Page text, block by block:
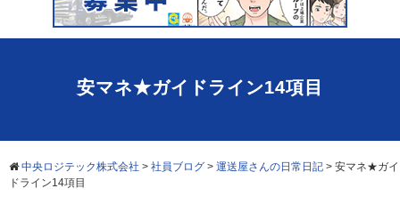
安マネ★ガイドライン14項目
中央ロジテック株式会社 > 社員ブログ > 運送屋さんの日常日記 > 安マネ★ガイ
ドライン14項目